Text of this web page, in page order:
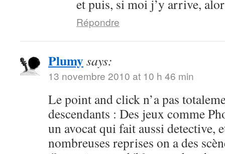
et puis, si moi j’y arrive,
Répondre
Plumysays:
13 novembre 2010 at 10 h 46 min
Le point and click n’a pas
descendants : Des jeux comme
un avocat qui fait aussi detective,
nombreuses reprises on a des